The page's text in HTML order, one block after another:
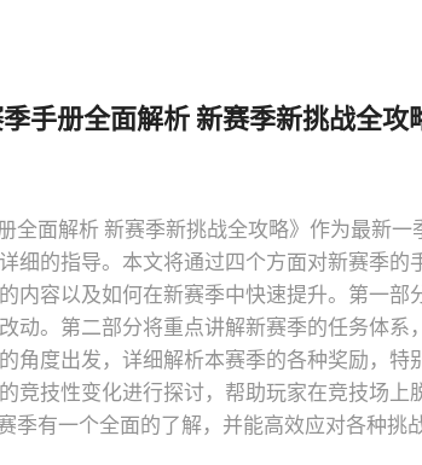
手册全面解析 新赛季新挑战全攻
全面解析 新赛季新挑战全攻略》作为最新
细的指导。本文将通过四个方面对新赛季的
内容以及如何在新赛季中快速提升。第一部
动。第二部分将重点讲解新赛季的任务体系
角度出发，详细解析本赛季的各种奖励，特
竞技性变化进行探讨，帮助玩家在竞技场上
季有一个全面的了解，并能高效应对各种挑